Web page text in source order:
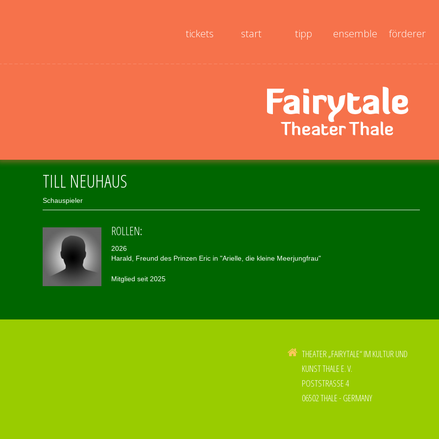
tickets start tipp ensemble förderer
TILL NEUHAUS
Schauspieler
ROLLEN:
2026
Harald, Freund des Prinzen Eric in "Arielle, die kleine Meerjungfrau"
Mitglied seit 2025
THEATER „FAIRYTALE“ IM KULTUR UND
KUNST THALE E. V.
POSTSTRASSE 4
06502 THALE - GERMANY